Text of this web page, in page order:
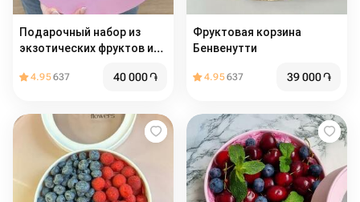
Подарочный набор из
экзотических фруктов и
4.95637 40 000֏
Фруктовая корзина
Бенвенутти
4.95637 39 000֏